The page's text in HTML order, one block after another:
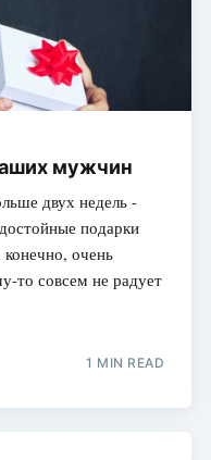
мужчин
двух недель -
подарки
очень
то совсем не радует
1 MIN READ